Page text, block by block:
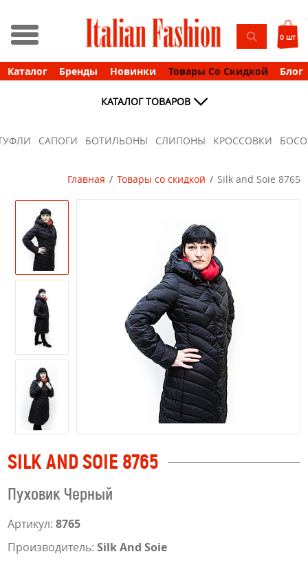
Каталог Бренды Новинки Товары Со Скидкой Блог
0 шт
КАТАЛОГ ТОВАРОВ
САПОГИ БОТИЛЬОНЫ СЛИПОНЫ КРОССОВКИ
Главная Товары со скидкой Silk and Soie 8765
SILK AND SOIE 8765
Пуховик Черный
Артикул: 8765
Производитель: Silk And Soie